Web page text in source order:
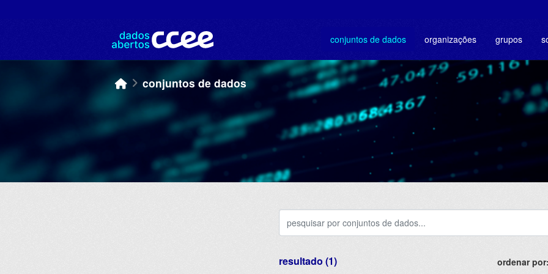
conjuntos de dados organizações grupos
conjuntos de dados
ordenar por
resultado (1)